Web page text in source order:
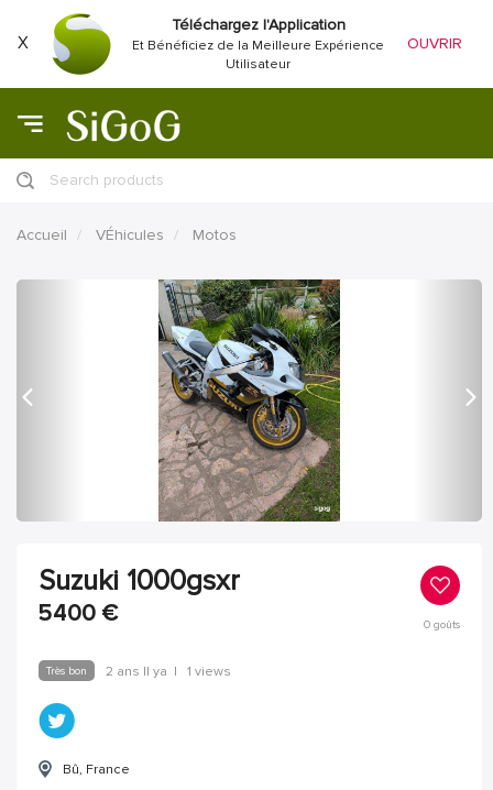
X
Téléchargez l'Application
Et Bénéficiez de la Meilleure Expérience
Utilisateur
OUVRIR
Search products
Accueil VÉhicules Motos
Suzuki 1000gsxr
5400 € 0goûts
Très bon 2 ans Il ya | 1 views
Bû, France